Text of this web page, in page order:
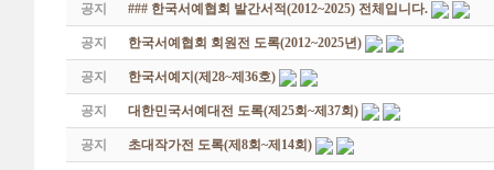
공지 ### 한국서예협회 발간서적(2012~2025) 전체입니다.
공지 한국서예협회 회원전 도록(2012~2025년)
공지 한국서예지(제28~제36호)
공지 대한민국서예대전 도록(제25회~제37회)
공지 초대작가전 도록(제8회~제14회)